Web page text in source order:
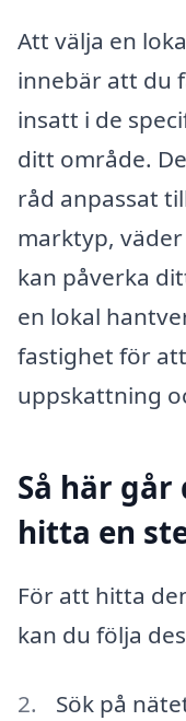
Att välja en
innebär att du
insatt i de
ditt område.
råd anpassat
marktyp,
kan påverka
en lokal
fastighet för
uppskattning
Så här
hitta en
För att hitta
kan du följa
Sök på